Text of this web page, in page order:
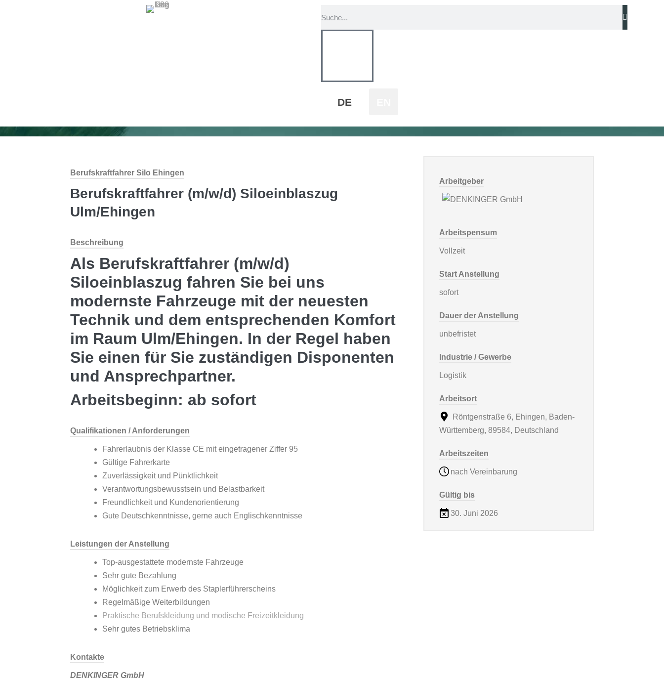
DE
Berufskraftfahrer Silo Ehingen
Berufskraftfahrer (m/w/d) Siloeinblaszug
Ulm/Ehingen
Beschreibung
Als Berufskraftfahrer (m/w/d)
Siloeinblaszug fahren Sie bei uns
modernste Fahrzeuge mit der neuesten
Technik und dem entsprechenden Komfort
im Raum Ulm/Ehingen. In der Regel haben
Sie einen für Sie zuständigen Disponenten
und Ansprechpartner.
Arbeitsbeginn: ab sofort
Qualifikationen / Anforderungen
Fahrerlaubnis der Klasse CE mit eingetragener Ziffer 95
Gültige Fahrerkarte
Zuverlässigkeit und Pünktlichkeit
Verantwortungsbewusstsein und Belastbarkeit
Freundlichkeit und Kundenorientierung
Gute Deutschkenntnisse, gerne auch Englischkenntnisse
Leistungen der Anstellung
Top-ausgestattete modernste Fahrzeuge
Sehr gute Bezahlung
Möglichkeit zum Erwerb des Staplerführerscheins
Regelmäßige Weiterbildungen
Praktische Berufskleidung und modische Freizeitkleidung
Sehr gutes Betriebsklima
Kontakte
DENKINGER GmbH
Arbeitgeber
Arbeitspensum
Vollzeit
Start Anstellung
sofort
Dauer der Anstellung
unbefristet
Industrie / Gewerbe
Logistik
Arbeitsort
Röntgenstraße 6, Ehingen, Baden-
Württemberg, 89584, Deutschland
Arbeitszeiten
nach Vereinbarung
Gültig bis
30. Juni 2026